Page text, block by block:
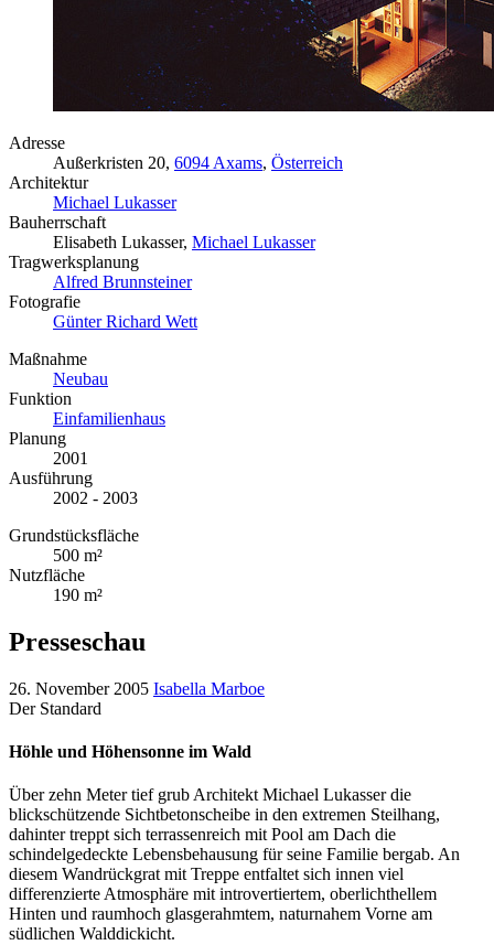
Adresse
Außerkristen 20, 6094 Axams, Österreich
Architektur
Michael Lukasser
Bauherrschaft
Elisabeth Lukasser, Michael Lukasser
Tragwerksplanung
Alfred Brunnsteiner
Fotografie
Günter Richard Wett
Maßnahme
Neubau
Funktion
Einfamilienhaus
Planung
2001
Ausführung
2002 - 2003
Grundstücksfläche
500 m²
Nutzfläche
190 m²
Presseschau
26. November 2005 Isabella Marboe
Der Standard
Höhle und Höhensonne im Wald
Über zehn Meter tief grub Architekt Michael Lukasser die
blickschützende Sichtbetonscheibe in den extremen Steilhang,
dahinter treppt sich terrassenreich mit Pool am Dach die
schindelgedeckte Lebensbehausung für seine Familie bergab. An
diesem Wandrückgrat mit Treppe entfaltet sich innen viel
differenzierte Atmosphäre mit introvertiertem, oberlichthellem
Hinten und raumhoch glasgerahmtem, naturnahem Vorne am
südlichen Walddickicht.